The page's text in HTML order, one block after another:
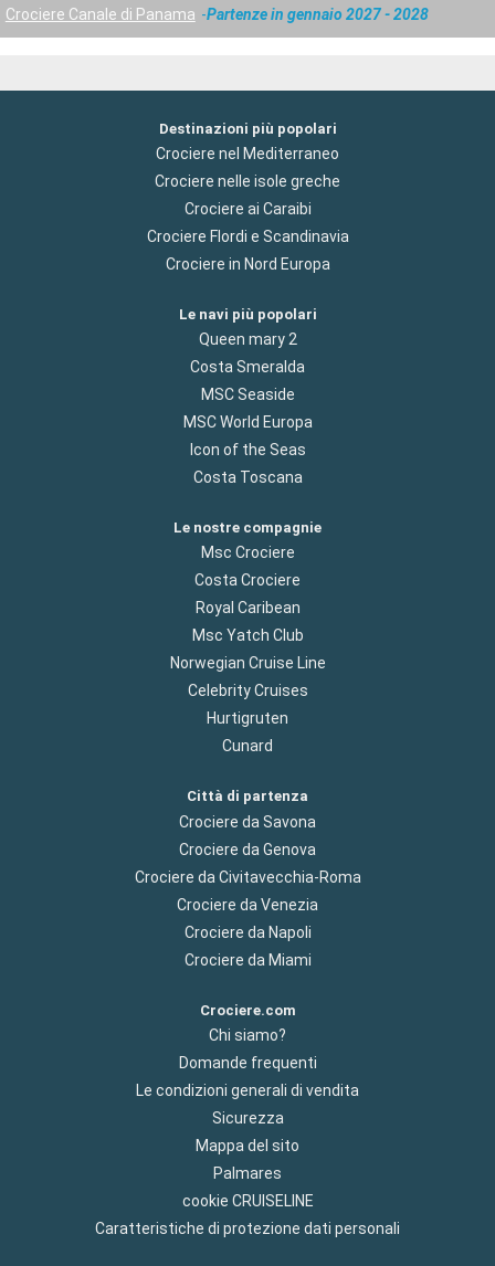
Crociere Canale di Panama
Partenze in gennaio 2027 - 2028
Destinazioni più popolari
Crociere nel Mediterraneo
Crociere nelle isole greche
Crociere ai Caraibi
Crociere Flordi e Scandinavia
Crociere in Nord Europa
Le navi più popolari
Queen mary 2
Costa Smeralda
MSC Seaside
MSC World Europa
Icon of the Seas
Costa Toscana
Le nostre compagnie
Msc Crociere
Costa Crociere
Royal Caribean
Msc Yatch Club
Norwegian Cruise Line
Celebrity Cruises
Hurtigruten
Cunard
Città di partenza
Crociere da Savona
Crociere da Genova
Crociere da Civitavecchia-Roma
Crociere da Venezia
Crociere da Napoli
Crociere da Miami
Crociere.com
Chi siamo?
Domande frequenti
Le condizioni generali di vendita
Sicurezza
Mappa del sito
Palmares
cookie CRUISELINE
Caratteristiche di protezione dati personali